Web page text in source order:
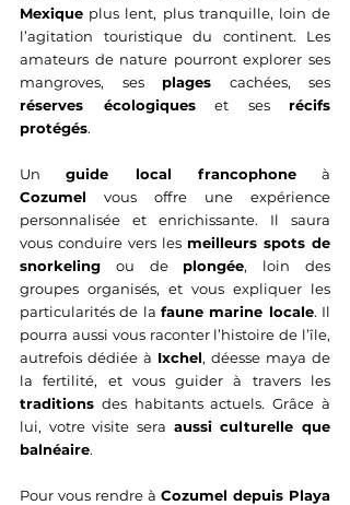
Mexique plus lent, plus tranquille, loin de
l’agitation touristique du continent. Les
amateurs de nature pourront explorer ses
mangroves, ses plages
réserves écologiques et ses récifs
protégés.
Un guide local francophone
Cozumel vous offre une expérience
personnalisée et enrichissante. Il saura
vous conduire vers les meilleurs spots de
snorkeling ou de plongée, loin des
groupes organisés, et vous expliquer les
particularités de la faune marine locale. Il
pourra aussi vous raconter l’histoire de l’île,
autrefois dédiée à Ixchel, déesse maya de
traditions des habitants actuels. Grâce à
lui, votre visite sera aussi culturelle que
balnéaire.
Pour vous rendre à Cozumel depuis Playa